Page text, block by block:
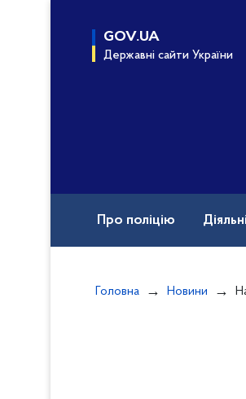
GOV.UA
Державні сайти України
Про поліцію
Головна Новини На